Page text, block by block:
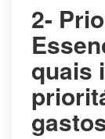
2-
quais